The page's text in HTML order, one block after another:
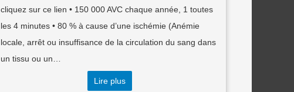
cliquez sur ce lien • 150 000 AVC chaque année, 1 toutes
les 4 minutes • 80 % à cause d’une ischémie (Anémie
locale, arrêt ou insuffisance de la circulation du sang dans
un tissu ou un…
Lire plus